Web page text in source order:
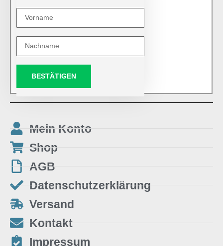
BESTÄTIGEN
Mein Konto
Shop
AGB
Datenschutzerklärung
Versand
Kontakt
Impressum